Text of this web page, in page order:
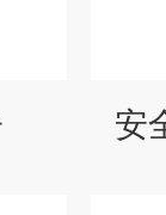
安